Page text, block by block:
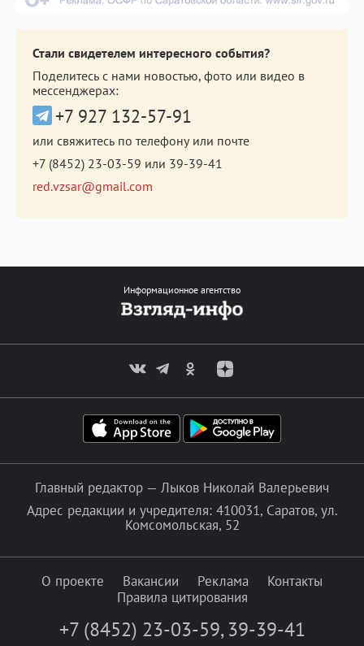
Стали свидетелем интересного события?
Поделитесь с нами новостью, фото или видео в
мессенджерах:
+7 927 132-57-91
или свяжитесь по телефону или почте
+7 (8452) 23-03-59 или 39-39-41
red.vzsar@gmail.com
Информационное агентство
Главный редактор — Лыков Николай Валерьевич
Адрес редакции и учредителя: 410031, Саратов, ул.
Комсомольская, 52
О проекте Вакансии Реклама
Контакты
Правила цитирования
+7 (8452) 23-03-59, 39-39-41